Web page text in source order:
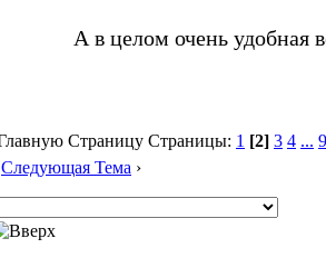
А в целом очень удобная
Страницы: 1 [2] 3 4 ... 9
Следующая Тема ›